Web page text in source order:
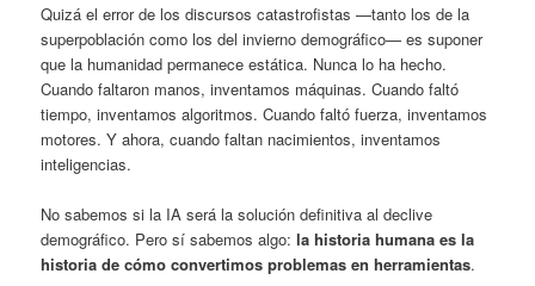
Quizá el error de los discursos catastrofistas —tanto los de la
superpoblación como los del invierno demográfico— es suponer
que la humanidad permanece estática. Nunca lo ha hecho.
Cuando faltaron manos, inventamos máquinas. Cuando faltó
tiempo, inventamos algoritmos. Cuando faltó fuerza, inventamos
motores. Y ahora, cuando faltan nacimientos, inventamos
inteligencias.
No sabemos si la IA será la solución definitiva al declive
demográfico. Pero sí sabemos algo:la historia humana es la
historia de cómo convertimos problemas en herramientas.